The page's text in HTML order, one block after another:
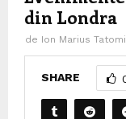
din Londra
de Ion Marius
SHARE